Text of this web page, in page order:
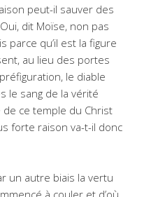
peut-il sauver des
dit Moïse, non pas
parce qu’il est la figure
au lieu des portes
le diable
le sang de la vérité
ce temple du Christ
forte raison va-t-il donc
un autre biais la vertu
à couler et d’où